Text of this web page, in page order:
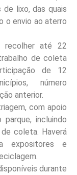
lixo, das quais
o envio ao aterro
até 22
de coleta
de 12
número
anterior.
com apoio
incluindo
coleta. Haverá
expositores e
durante